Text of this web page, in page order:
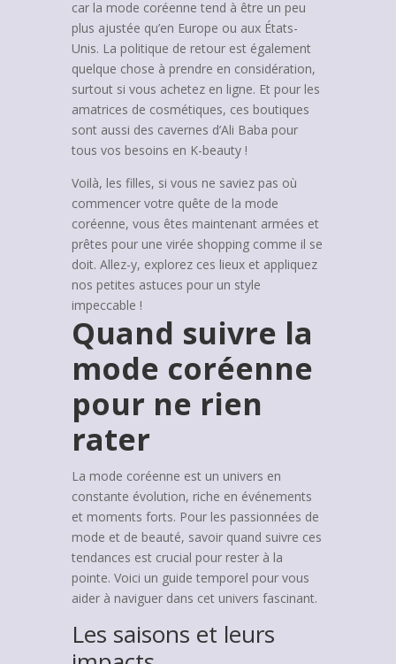
car la mode coréenne tend à être un peu
plus ajustée qu’en Europe ou aux États-
Unis. La politique de retour est également
quelque chose à prendre en considération,
surtout si vous achetez en ligne. Et pour les
amatrices de cosmétiques, ces boutiques
sont aussi des cavernes d’Ali Baba pour
tous vos besoins en K-beauty !
Voilà, les filles, si vous ne saviez pas où
commencer votre quête de la mode
coréenne, vous êtes maintenant armées et
prêtes pour une virée shopping comme il se
doit. Allez-y, explorez ces lieux et appliquez
nos petites astuces pour un style
impeccable !
Quand suivre la
mode coréenne
pour ne rien
rater
La mode coréenne est un univers en
constante évolution, riche en événements
et moments forts. Pour les passionnées de
mode et de beauté, savoir quand suivre ces
tendances est crucial pour rester à la
pointe. Voici un guide temporel pour vous
aider à naviguer dans cet univers fascinant.
Les saisons et leurs